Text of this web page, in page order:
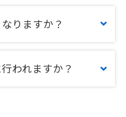
りますか？
われますか？